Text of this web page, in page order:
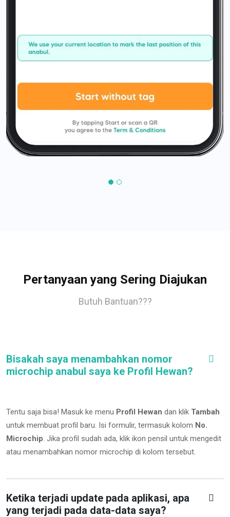
Pertanyaan yang Sering Diajukan
Butuh Bantuan???
Bisakah saya menambahkan nomor
microchip anabul saya ke Profil Hewan?
Tentu saja bisa! Masuk ke menu Profil Hewan dan klik Tambah
untuk membuat profil baru. Isi formulir, termasuk kolom No.
Microchip. Jika profil sudah ada, klik ikon pensil untuk mengedit
atau menambahkan nomor microchip di kolom tersebut.
Ketika terjadi update pada aplikasi, apa
yang terjadi pada data-data saya?